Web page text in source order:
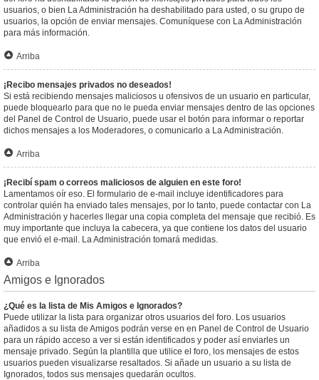
usuarios, o bien La Administración ha deshabilitado para usted, o su grupo de
usuarios, la opción de enviar mensajes. Comuníquese con La Administración
para más información.
Arriba
¡Recibo mensajes privados no deseados!
Si está recibiendo mensajes maliciosos u ofensivos de un usuario en particular,
puede bloquearlo para que no le pueda enviar mensajes dentro de las opciones
del Panel de Control de Usuario, puede usar el botón para informar o reportar
dichos mensajes a los Moderadores, o comunicarlo a La Administración.
Arriba
¡Recibí spam o correos maliciosos de alguien en este foro!
Lamentamos oír eso. El formulario de e-mail incluye identificadores para
controlar quién ha enviado tales mensajes, por lo tanto, puede contactar con La
Administración y hacerles llegar una copia completa del mensaje que recibió. Es
muy importante que incluya la cabecera, ya que contiene los datos del usuario
que envió el e-mail. La Administración tomará medidas.
Arriba
Amigos e Ignorados
¿Qué es la lista de Mis Amigos e Ignorados?
Puede utilizar la lista para organizar otros usuarios del foro. Los usuarios
añadidos a su lista de Amigos podrán verse en en Panel de Control de Usuario
para un rápido acceso a ver si están identificados y poder así enviarles un
mensaje privado. Según la plantilla que utilice el foro, los mensajes de estos
usuarios pueden visualizarse resaltados. Si añade un usuario a su lista de
Ignorados, todos sus mensajes quedarán ocultos.